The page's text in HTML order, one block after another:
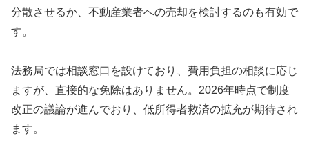
分散させるか、不動産業者への売却を検討するのも有効で
す。
法務局では相談窓口を設けており、費用負担の相談に応じ
ますが、直接的な免除はありません。2026年時点で制度
改正の議論が進んでおり、低所得者救済の拡充が期待され
ます。